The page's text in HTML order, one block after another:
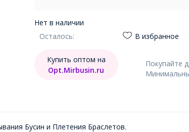
Нет в наличии
Осталось:
В избранное
Покупайте
Купить оптом на
Opt.Mirbusin.ru
Бусин и Плетения Браслетов.